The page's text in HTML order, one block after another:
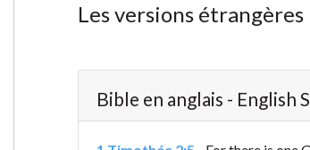
Les versions étrangères
Bible en anglais - English